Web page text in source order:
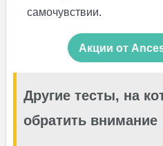
самочувствии.
Акции от
Другие тесты, на
обратить внимание